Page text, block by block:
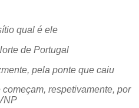
qual é ele
de Portugal
pela ponte que caiu
respetivamente, por